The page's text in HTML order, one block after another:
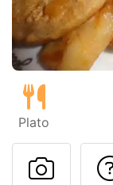
Plato